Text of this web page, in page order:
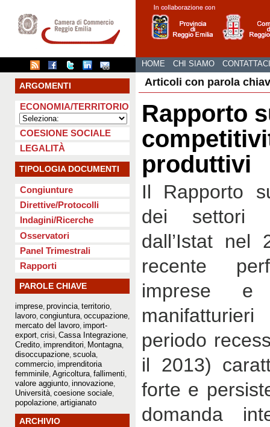
HOME CHI SIAMO CONTATTACI
ARGOMENTI
ECONOMIA/TERRITORIO
COESIONE SOCIALE
LEGALITÀ
TIPOLOGIA DOCUMENTI
Congiunture
Direttive/Protocolli
Indagini/Ricerche
Osservatori
Panel Trimestrali
Rapporti
PAROLE CHIAVE
imprese provincia territorio
lavoro congiuntura occupazione
mercato del lavoro import-
export crisi Cassa Integrazione
Credito imprenditori Montagna
disoccupazione scuola
commercio imprenditoria
femminile Agricoltura fallimenti
valore aggiunto innovazione
Università coesione sociale
popolazione artigianato
ARCHIVIO
Articoli con parola
Rapporto
produttivi
Il Rapporto
dei settori
dall’Istat nel
recente
imprese e
periodo
il 2013)
forte e
domanda